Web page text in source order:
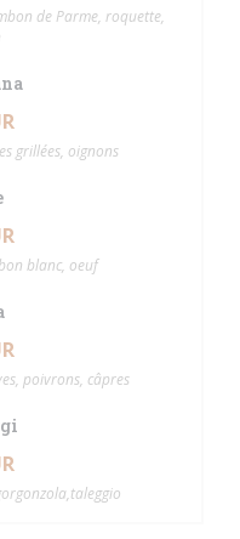
de Parme, roquette,
grillées, oignons
blanc, oeuf
poivrons, câpres